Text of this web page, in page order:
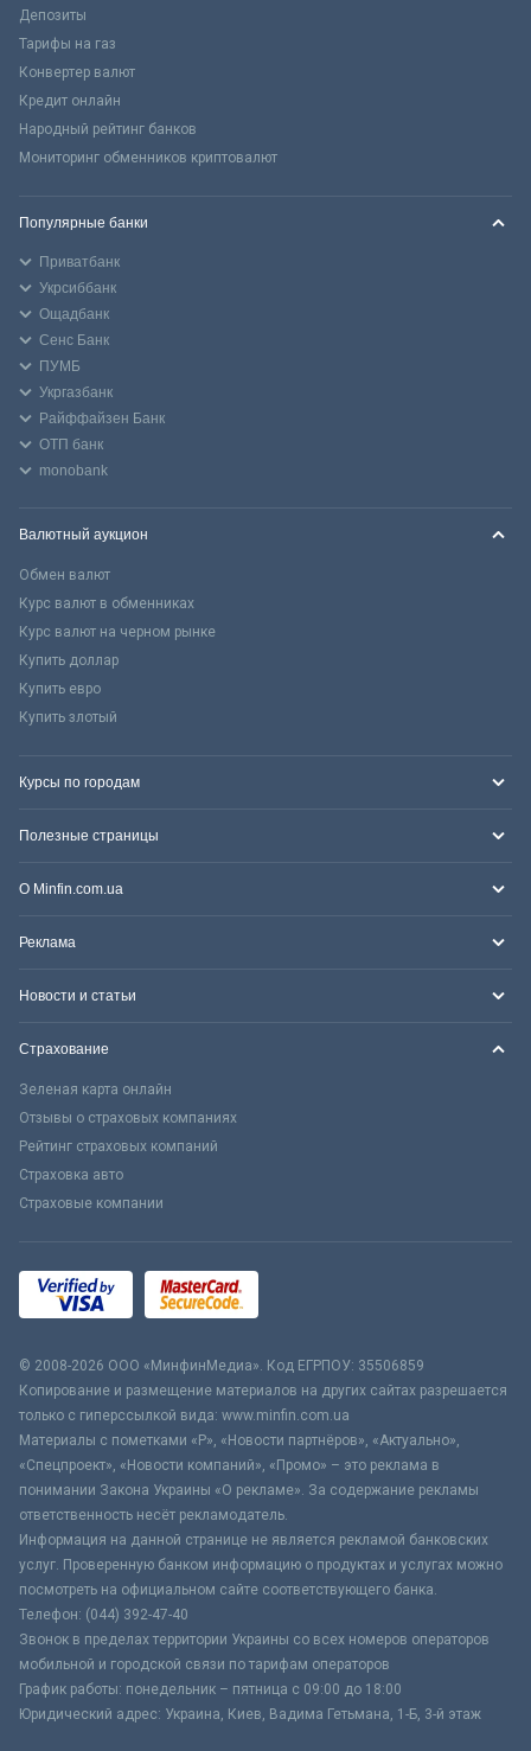
Депозиты
Тарифы на газ
Конвертер валют
Кредит онлайн
Народный рейтинг банков
Мониторинг обменников криптовалют
Популярные банки
Приватбанк
Укрсиббанк
Ощадбанк
Сенс Банк
ПУМБ
Укргазбанк
Райффайзен Банк
ОТП банк
monobank
Валютный аукцион
Обмен валют
Курс валют в обменниках
Курс валют на черном рынке
Купить доллар
Купить евро
Купить злотый
Курсы по городам
Полезные страницы
О Minfin.com.ua
Реклама
Новости и статьи
Страхование
Зеленая карта онлайн
Отзывы о страховых компаниях
Рейтинг страховых компаний
Страховка авто
Страховые компании
© 2008-2026 ООО «МинфинМедиа». Код ЕГРПОУ: 35506859
Копирование и размещение материалов на других сайтах разрешается
только с гиперссылкой вида: www.minfin.com.ua
Материалы с пометками «Р», «Новости партнёров», «Актуально»,
«Спецпроект», «Новости компаний», «Промо» – это реклама в
понимании Закона Украины «О рекламе». За содержание рекламы
ответственность несёт рекламодатель.
Информация на данной странице не является рекламой банковских
услуг. Проверенную банком информацию о продуктах и услугах можно
посмотреть на официальном сайте соответствующего банка.
Телефон: (044) 392-47-40
Звонок в пределах территории Украины со всех номеров операторов
мобильной и городской связи по тарифам операторов
График работы: понедельник – пятница с 09:00 до 18:00
Юридический адрес: Украина, Киев, Вадима Гетьмана, 1-Б, 3-й этаж